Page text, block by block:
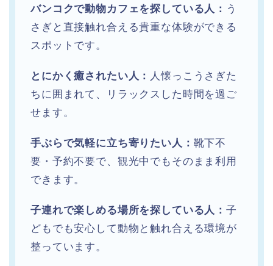
バンコクで動物カフェを探している人： う
さぎと直接触れ合える貴重な体験ができる
スポットです。
とにかく癒されたい人： 人懐っこうさぎた
ちに囲まれて、リラックスした時間を過ご
せます。
手ぶらで気軽に立ち寄りたい人： 靴下不
要・予約不要で、観光中でもそのまま利用
できます。
子連れで楽しめる場所を探している人：子
どもでも安心して動物と触れ合える環境が
整っています。